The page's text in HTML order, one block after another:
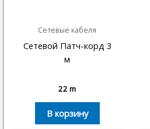
Сетевые кабеля
Сетевой Патч-корд 3
м
22 m
В корзину